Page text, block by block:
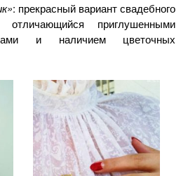
: прекрасный вариант свадебного
отличающийся приглушенными
и наличием цветочных